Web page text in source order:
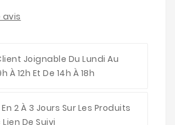
avis
Joignable Du Lundi Au
À 12h Et De 14h À 18h
En 2 À 3 Jours Sur Les Produits
De Suivi